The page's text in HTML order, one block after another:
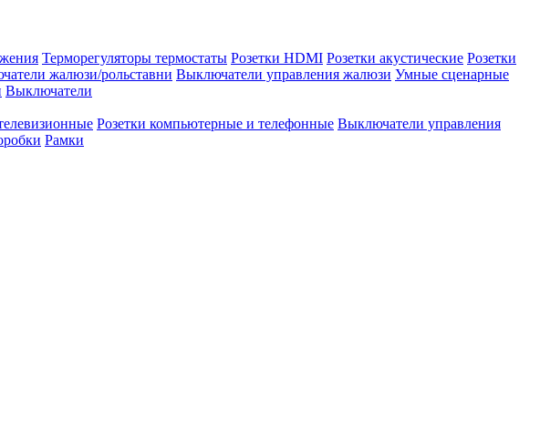
Терморегуляторы термостаты Розетки HDMI Розетки акустические Розетки
жалюзи/рольставни Выключатели управления жалюзи Умные сценарные
Выключатели
Розетки компьютерные и телефонные Выключатели управления
Рамки